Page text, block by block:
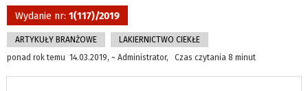
Wydanie nr: 1(117)/2019
ARTYKUŁY BRANŻOWE
LAKIERNICTWO CIEKŁE
ponad rok temu 14.03.2019, ~ Administrator, Czas czytania 8 minut